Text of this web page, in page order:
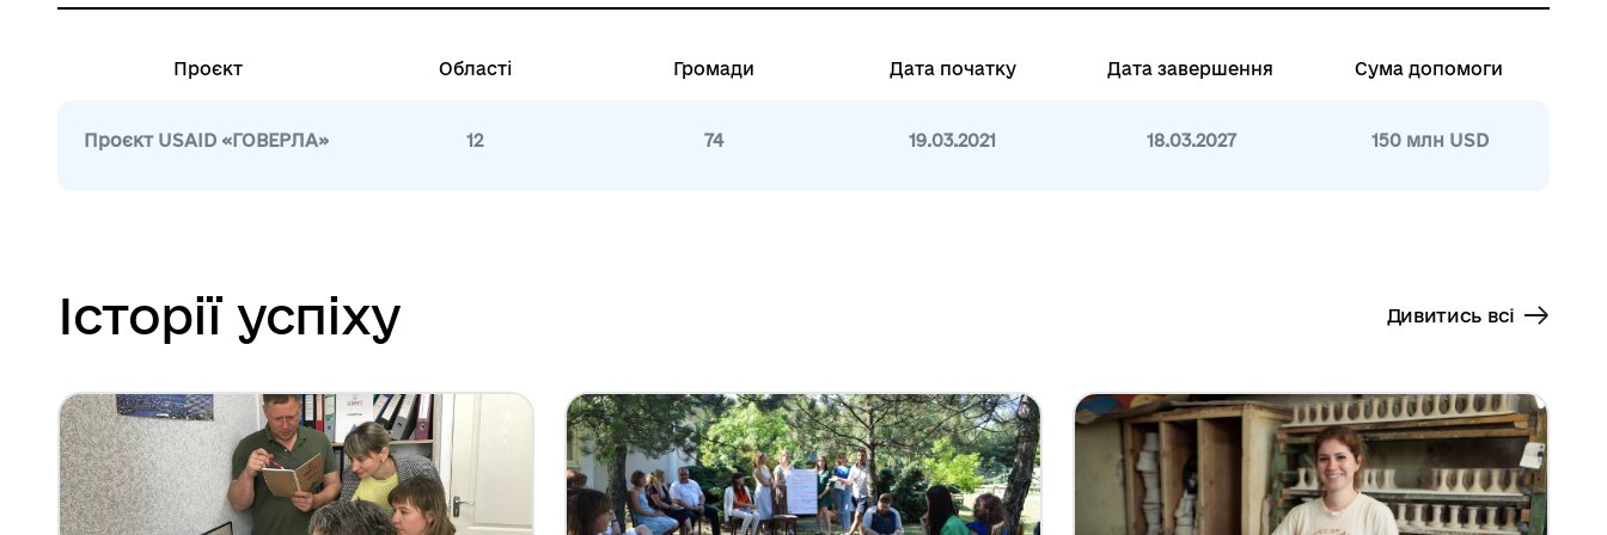
Проєкт Області Громади Дата початку Дата завершення Сума допомоги
Проєкт USAID «ГОВЕРЛА» 12 74 19.03.2021 18.03.2027 150 млн USD
Історії успіху Дивитись всі